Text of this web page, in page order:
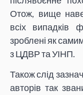
Отож, вище
всіх випадків
зроблені як
з ЦДВР та УІНП.
Також слід
авторів так